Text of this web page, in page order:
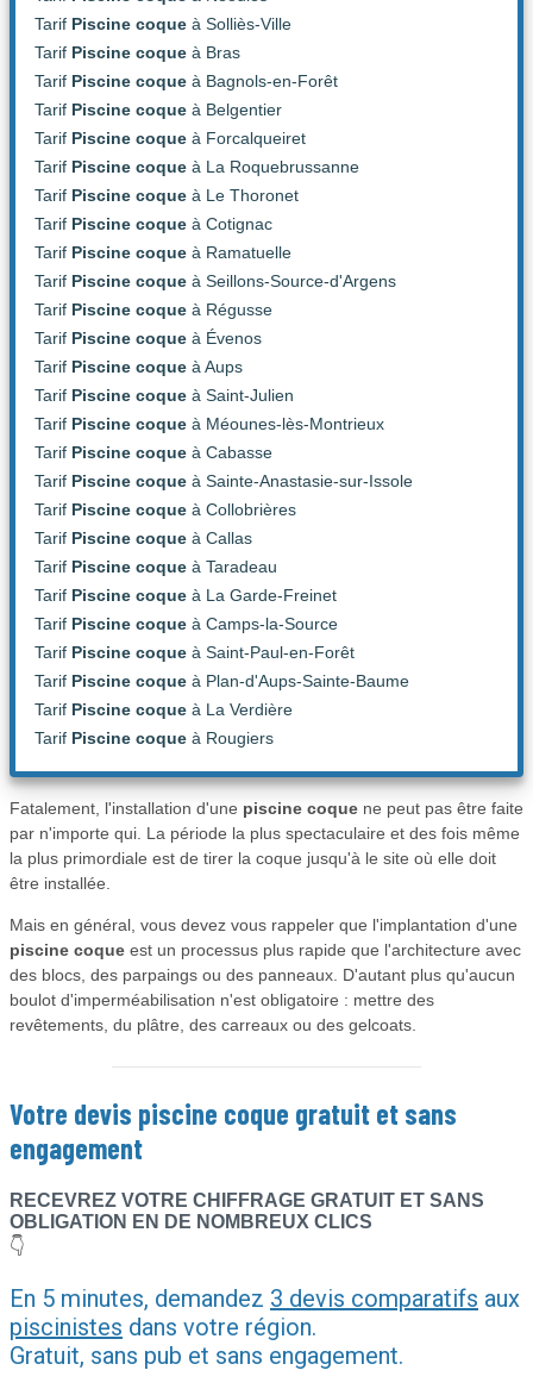
Tarif Piscine coque à Solliès-Ville
Tarif Piscine coque à Bras
Tarif Piscine coque à Bagnols-en-Forêt
Tarif Piscine coque à Belgentier
Tarif Piscine coque à Forcalqueiret
Tarif Piscine coque à La Roquebrussanne
Tarif Piscine coque à Le Thoronet
Tarif Piscine coque à Cotignac
Tarif Piscine coque à Ramatuelle
Tarif Piscine coque à Seillons-Source-d'Argens
Tarif Piscine coque à Régusse
Tarif Piscine coque à Évenos
Tarif Piscine coque à Aups
Tarif Piscine coque à Saint-Julien
Tarif Piscine coque à Méounes-lès-Montrieux
Tarif Piscine coque à Cabasse
Tarif Piscine coque à Sainte-Anastasie-sur-Issole
Tarif Piscine coque à Collobrières
Tarif Piscine coque à Callas
Tarif Piscine coque à Taradeau
Tarif Piscine coque à La Garde-Freinet
Tarif Piscine coque à Camps-la-Source
Tarif Piscine coque à Saint-Paul-en-Forêt
Tarif Piscine coque à Plan-d'Aups-Sainte-Baume
Tarif Piscine coque à La Verdière
Tarif Piscine coque à Rougiers
Fatalement, l'installation d'une piscine coque ne peut pas être faite
par n'importe qui. La période la plus spectaculaire et des fois même
la plus primordiale est de tirer la coque jusqu'à le site où elle doit
être installée.
Mais en général, vous devez vous rappeler que l'implantation d'une
piscine coque est un processus plus rapide que l'architecture avec
des blocs, des parpaings ou des panneaux. D'autant plus qu'aucun
boulot d'imperméabilisation n'est obligatoire : mettre des
revêtements, du plâtre, des carreaux ou des gelcoats.
Votre devis piscine coque gratuit et sans
engagement
RECEVREZ VOTRE CHIFFRAGE GRATUIT ET SANS
OBLIGATION EN DE NOMBREUX CLICS
👇
En 5 minutes, demandez 3 devis comparatifs aux
piscinistes dans votre région.
Gratuit, sans pub et sans engagement.